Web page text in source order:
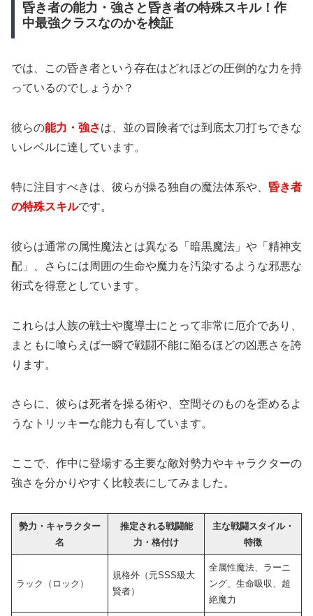
昏き者の能力・強さと昏き者の特殊スキル！作
中最強クラスなのかを検証
では、この昏き者という存在はどれほどの圧倒的な力を持
っているのでしょうか？
彼らの能力・強さは、並の冒険者では到底太刀打ちできな
いレベルに達しています。
特に注目すべきは、彼らが操る独自の魔法体系や、 昏き者
の特殊スキルです。
彼らは通常の属性魔法とは異なる「暗黒魔法」や「精神支
配」、さらには周囲の生命や魔力を汚染するような邪悪な
術式を得意としています。
これらは人族の戦士や魔導士にとって非常に厄介であり、
まともに喰らえば一瞬で戦闘不能に陥るほどの凶悪さを誇
ります。
さらに、彼らは死者を操る術や、空間そのものを歪めるよ
うなトリッキーな能力も有しています。
ここで、作中に登場する主要な敵対勢力やキャラクターの
強さを分かりやすく比較表にしてみました。
勢力・キャラクター
名
推定される戦闘能
力・格付け
主な戦闘スタイル・
特徴
ラック（ロック）
規格外（元SSS級大
賢者）
全属性魔法、ラーニ
ング、生命吸収、超
絶魔力